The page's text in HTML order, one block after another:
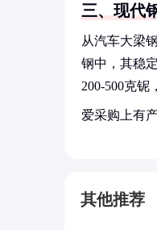
三、现代
从汽车大梁
钢中，其稳
200-500克铌
爱采购上有
其他推荐